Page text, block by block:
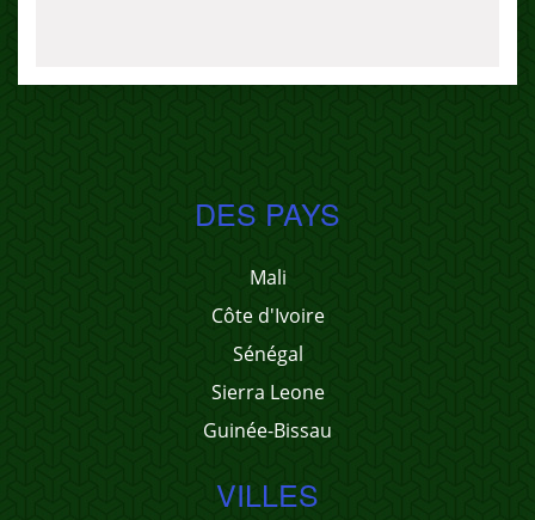
DES PAYS
Mali
Côte d'Ivoire
Sénégal
Sierra Leone
Guinée-Bissau
VILLES